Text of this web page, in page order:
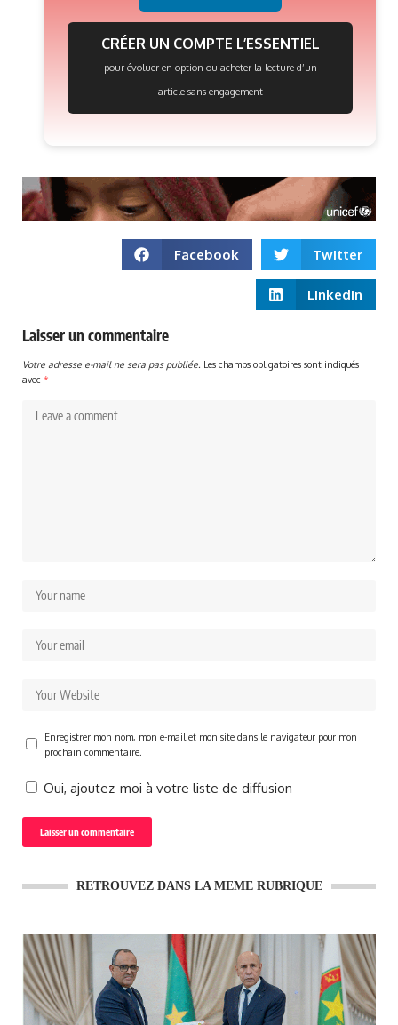
CRÉER UN COMPTE L’ESSENTIEL
pour évoluer en option ou acheter la lecture d’un
article sans engagement
Facebook Twitter
LinkedIn
Laisser un commentaire
Votre adresse e-mail ne sera pas publiée. Les champs obligatoires sont indiqués
avec *
Enregistrer mon nom, mon e-mail et mon site dans le navigateur pour mon
prochain commentaire.
Oui, ajoutez-moi à votre liste de diffusion
RETROUVEZ DANS LA MEME RUBRIQUE